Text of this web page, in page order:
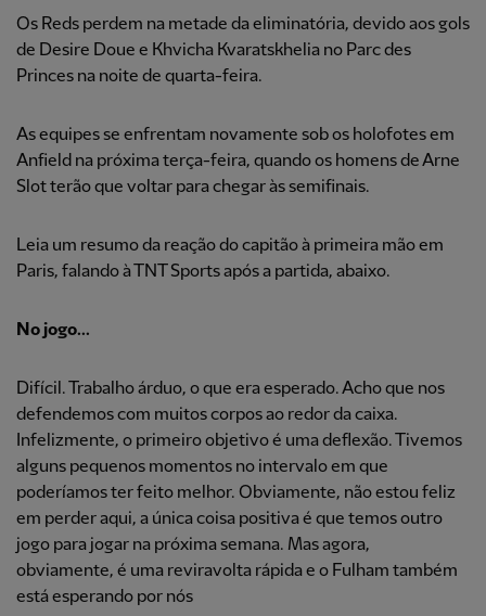
Os Reds perdem na metade da eliminatória, devido aos gols
de Desire Doue e Khvicha Kvaratskhelia no Parc des
Princes na noite de quarta-feira.
As equipes se enfrentam novamente sob os holofotes em
Anfield na próxima terça-feira, quando os homens de Arne
Slot terão que voltar para chegar às semifinais.
Leia um resumo da reação do capitão à primeira mão em
Paris, falando à TNT Sports após a partida, abaixo.
No jogo...
Difícil. Trabalho árduo, o que era esperado. Acho que nos
defendemos com muitos corpos ao redor da caixa.
Infelizmente, o primeiro objetivo é uma deflexão. Tivemos
alguns pequenos momentos no intervalo em que
poderíamos ter feito melhor. Obviamente, não estou feliz
em perder aqui, a única coisa positiva é que temos outro
jogo para jogar na próxima semana. Mas agora,
obviamente, é uma reviravolta rápida e o Fulham também
está esperando por nós